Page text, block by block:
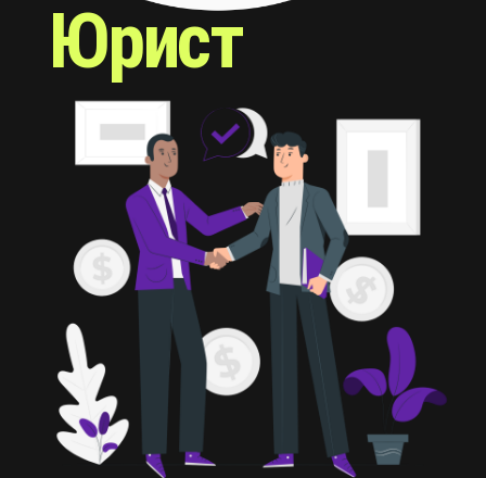
Маркетинг
Разработаете маркетинговую стратегию для
привлечения инвесторов.